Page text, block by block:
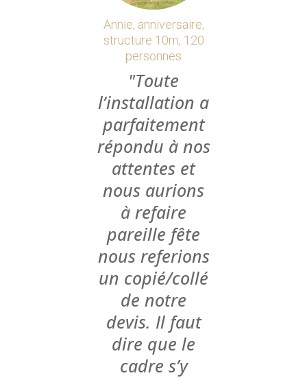
Annie, anniversaire,
structure 10m, 120
personnes
Toute
l’installation a
parfaitement
répondu à nos
attentes et
nous aurions
à refaire
pareille fête
nous referions
un copié/collé
de notre
devis. Il faut
dire que le
cadre s’y